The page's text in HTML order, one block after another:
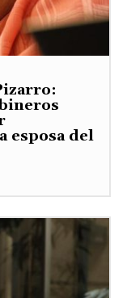
esposa del